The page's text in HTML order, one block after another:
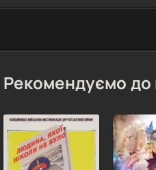
Рекомендуємо до